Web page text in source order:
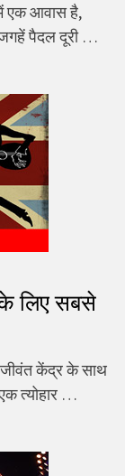
एक आवास है,
पैदल दूरी …
लिए सबसे
जीवंत केंद्र के साथ
त्योहार …